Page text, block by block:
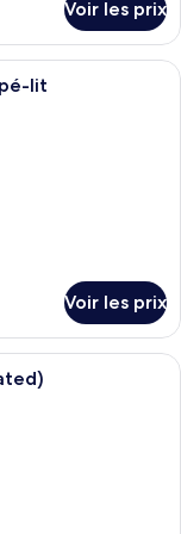
Voir les prix
d’hôtel avec un lit,
lit
Voir les prix
d’hôtel moderne